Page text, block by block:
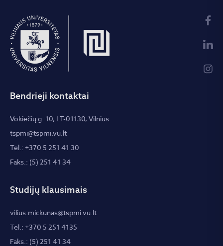
Bendrieji kontaktai
Vokiečių g. 10, LT-01130, Vilnius
tspmi@tspmi.vu.lt
Tel.: +370 5 251 41 30
Faks.: (5) 251 41 34
Studijų klausimais
vilius.mickunas@tspmi.vu.lt
Tel.: +370 5 251 4135
Faks.: (5) 251 41 34